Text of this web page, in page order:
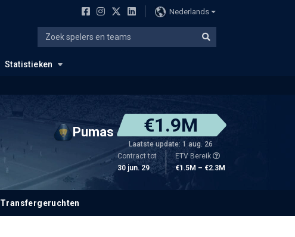
Nederlands
Statistieken
Pumas €1.9M
Laatste update: 1 aug. 26
Contract tot
30 jun. 29
ETV Bereik
€1.5M – €2.3M
Transfergeruchten